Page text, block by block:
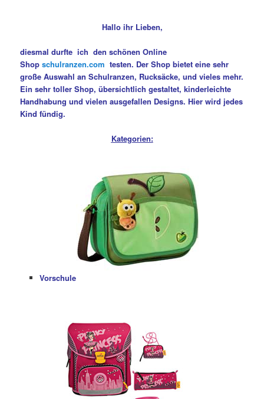
Hallo ihr Lieben,
diesmal durfte ich den schönen Online
Shopschulranzen.com testen. Der Shop bietet eine sehr
große Auswahl an Schulranzen, Rucksäcke, und vieles mehr.
Ein sehr toller Shop, übersichtlich gestaltet, kinderleichte
Handhabung und vielen ausgefallen Designs. Hier wird jedes
Kind fündig.
Kategorien:
Vorschule